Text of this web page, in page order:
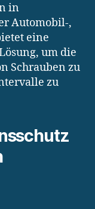
in
Automobil-,
eine
um die
Schrauben zu
zu